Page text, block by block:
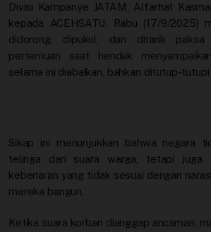
Divisi Kampanye JATAM, Alfarhat
kepada ACEHSATU, Rabu (17/9/2025)
didorong, dipukul, dan ditarik
pertemuan saat hendak
selama ini diabaikan, bahkan ditutup-
Sikap ini menunjukkan bahwa negara
telinga dari suara warga, tetapi juga
kebenaran yang tidak sesuai dengan
mereka bangun.
Ketika suara korban dianggap ancaman,